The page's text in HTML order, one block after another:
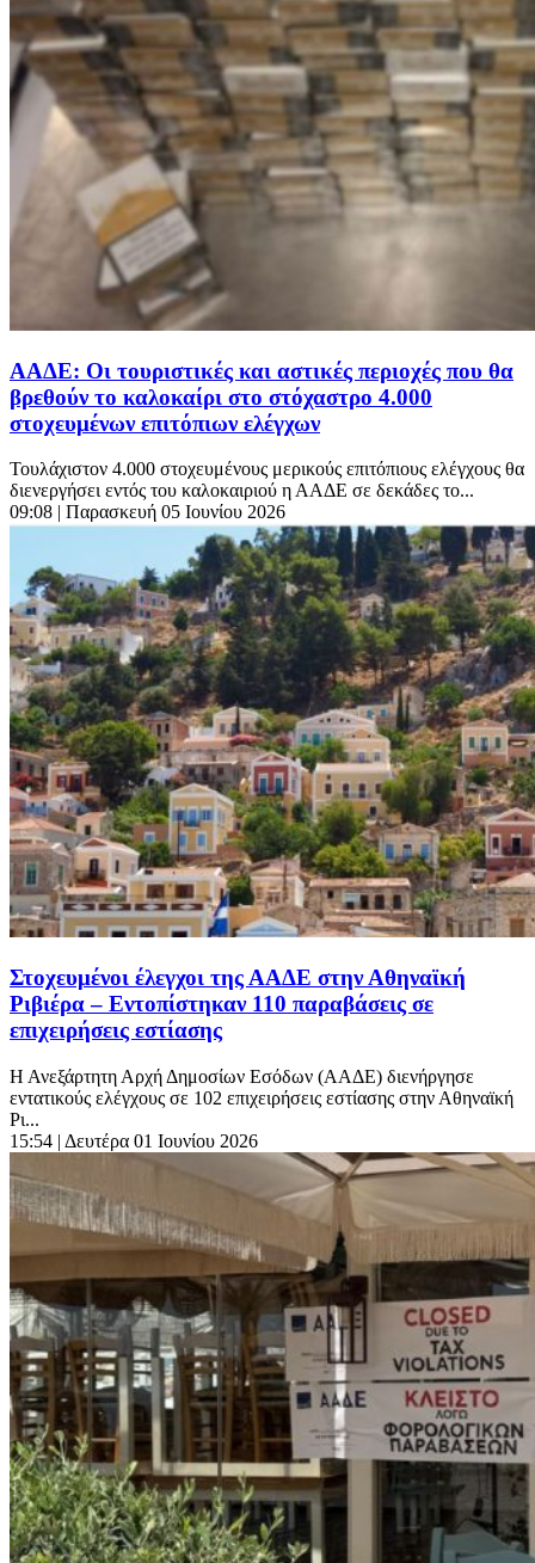
ΑΑΔΕ: Οι τουριστικές και αστικές περιοχές που θα
βρεθούν το καλοκαίρι στο στόχαστρο 4.000
στοχευμένων επιτόπιων ελέγχων
Τουλάχιστον 4.000 στοχευμένους μερικούς επιτόπιους ελέγχους θα
διενεργήσει εντός του καλοκαιριού η ΑΑΔΕ σε δεκάδες το...
09:08 | Παρασκευή 05 Ιουνίου 2026
Στοχευμένοι έλεγχοι της ΑΑΔΕ στην Αθηναϊκή
Ριβιέρα – Εντοπίστηκαν 110 παραβάσεις σε
επιχειρήσεις εστίασης
Η Ανεξάρτητη Αρχή Δημοσίων Εσόδων (ΑΑΔΕ) διενήργησε
εντατικούς ελέγχους σε 102 επιχειρήσεις εστίασης στην Αθηναϊκή
Ρι...
15:54 | Δευτέρα 01 Ιουνίου 2026